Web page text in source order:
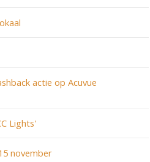
actie op Acuvue
Lights'
november